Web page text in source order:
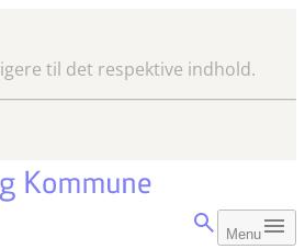
til det respektive indhold.
Menu